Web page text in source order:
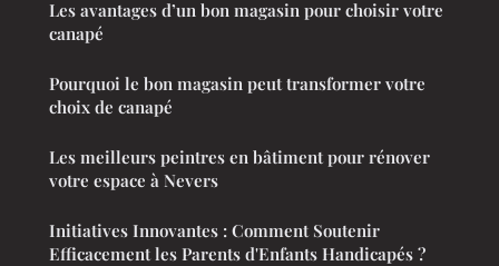
Les avantages d’un bon magasin pour choisir votre
canapé
Pourquoi le bon magasin peut transformer votre
choix de canapé
Les meilleurs peintres en bâtiment pour rénover
votre espace à Nevers
Initiatives Innovantes : Comment Soutenir
Efficacement les Parents d'Enfants Handicapés ?